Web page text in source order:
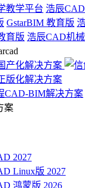
教学平台 浩辰
GstarBIM 教育版
育版 浩辰CAD机
案
2027
Linux版 2027
鸿蒙版 2026